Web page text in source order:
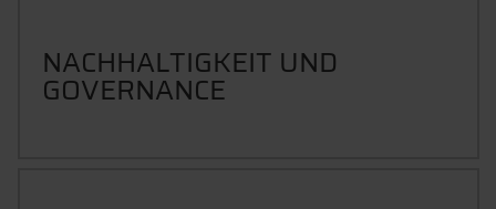
NACHHALTIGKEIT UND
GOVERNANCE